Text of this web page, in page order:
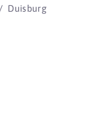
Duisburg